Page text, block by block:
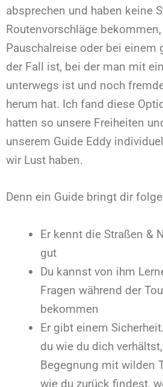
absprechen und haben keine
Routenvorschläge
Pauschalreise oder bei einem
der Fall ist, bei der man mit
unterwegs ist und noch
herum hat. Ich fand diese
hatten so unsere Freiheiten
unserem Guide Eddy
wir Lust haben.
Denn ein Guide bringt dir
Er kennt die Straßen &
gut
Du kannst von ihm
Fragen während der
bekommen
Er gibt einem
du wie du dich
Begegnung mit wilden
wie du zurück findest,